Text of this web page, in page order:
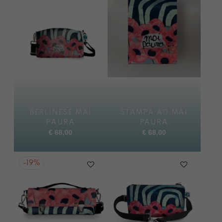
BERLINESE MAI
PAURA
€ 68,00
STAMPA A0 MAI
PAURA
€ 68,00
- 19%